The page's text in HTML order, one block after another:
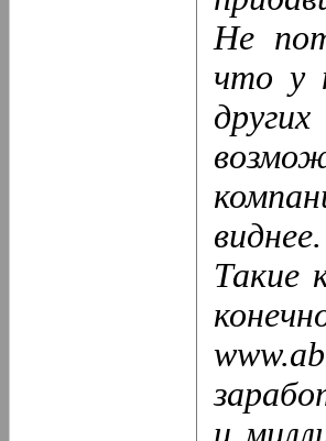
Не
что у
Такие
и